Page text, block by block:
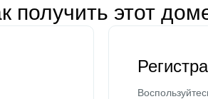
получить этот